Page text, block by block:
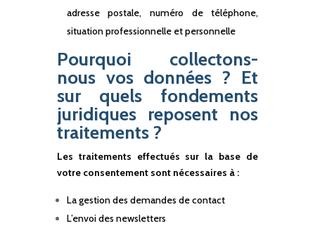
adresse postale, numéro de téléphone,
situation professionnelle et personnelle
Pourquoi collectons-
nous vos données ? Et
sur quels fondements
juridiques reposent nos
traitements ?
Les traitements effectués sur la base de
votre consentement sont nécessaires à :
La gestion des demandes de contact
L’envoi des newsletters